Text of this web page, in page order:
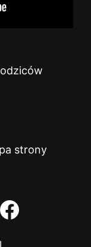
strony